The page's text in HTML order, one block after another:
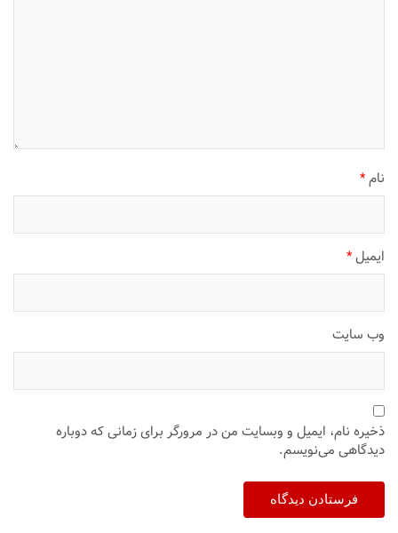
نام*
ایمیل*
وب‌ سایت
ذخیره نام، ایمیل و وبسایت من در مرورگر برای زمانی که دوباره
دیدگاهی می‌نویسم.